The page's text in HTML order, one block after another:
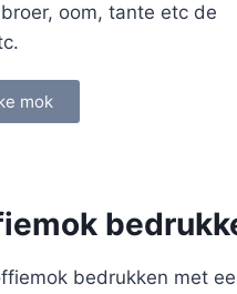
oom, tante etc de
mok
bedrukken met